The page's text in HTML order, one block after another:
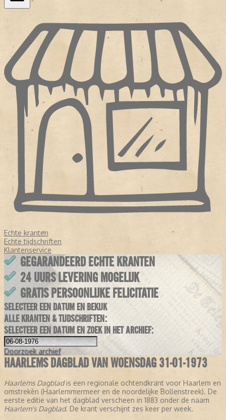
Echte kranten
Echte tijdschriften
Klantenservice
GEGARANDEERD ECHTE KRANTEN
24 UURS LEVERING MOGELIJK
GRATIS PERSOONLIJKE FELICITATIE
SELECTEER EEN DATUM EN BEKIJK
ALLE KRANTEN & TIJDSCHRIFTEN:
SELECTEER EEN DATUM EN ZOEK IN HET ARCHIEF:
Doorzoek archief
HAARLEMS DAGBLAD VAN WOENSDAG 31-01-1973
Haarlems Dagbladis een regionale ochtendkrant voor Haarlem en
omstreken (Haarlemmermeer en de noordelijke Bollenstreek). De
eerste editie van het dagblad verscheen in 1883 onder de naam
Haarlem's Dagblad. De krant verschijnt zes keer per week.